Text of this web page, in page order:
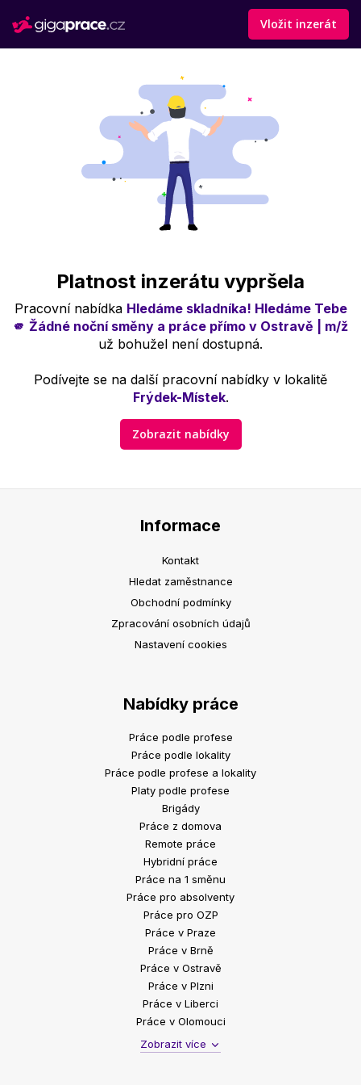
Vložit inzerát
Platnost inzerátu vypršela
Pracovní nabídka Hledáme skladníka! Hledáme Tebe
🫵 Žádné noční směny a práce přímo v Ostravě | m/ž
už bohužel není dostupná.
Podívejte se na další pracovní nabídky v lokalitě
Frýdek-Místek.
Zobrazit nabídky
Informace
Kontakt
Hledat zaměstnance
Obchodní podmínky
Zpracování osobních údajů
Nastavení cookies
Nabídky práce
Práce podle profese
Práce podle lokality
Práce podle profese a lokality
Platy podle profese
Brigády
Práce z domova
Remote práce
Hybridní práce
Práce na 1 směnu
Práce pro absolventy
Práce pro OZP
Práce v Praze
Práce v Brně
Práce v Ostravě
Práce v Plzni
Práce v Liberci
Práce v Olomouci
Zobrazit více